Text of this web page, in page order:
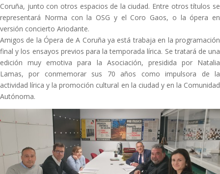
Coruña, junto con otros espacios de la ciudad. Entre otros títulos se
representará Norma con la OSG y el Coro Gaos, o la ópera en
versión concierto Ariodante.
Amigos de la Ópera de A Coruña ya está trabaja en la programación
final y los ensayos previos para la temporada lírica. Se tratará de una
edición muy emotiva para la Asociación, presidida por Natalia
Lamas, por conmemorar sus 70 años como impulsora de la
actividad lírica y la promoción cultural en la ciudad y en la Comunidad
Autónoma.